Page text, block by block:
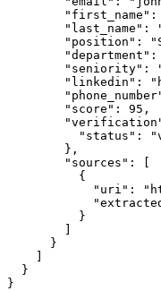
"first_name":
"last_name":
"position":
"department":
"seniority":
"linkedin":
        "score": 95,
"status":
        },
        "sources": [
          {
"uri":
          }
        ]
      }
    ]
  }
}